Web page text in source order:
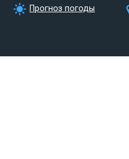
Прогноз погоды